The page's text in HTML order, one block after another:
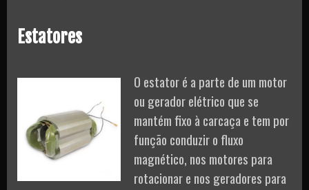
Estatores
O estator é a parte de um motor
ou gerador elétrico que se
mantém fixo à carcaça e tem por
função conduzir o fluxo
magnético, nos motores para
rotacionar e nos geradores para